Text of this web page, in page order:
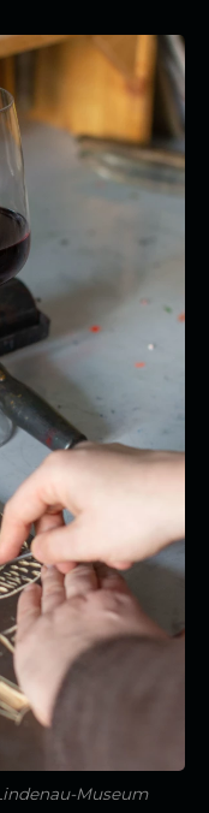
Museum